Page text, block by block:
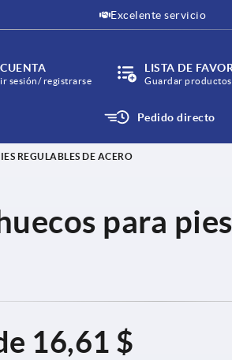
Excelente servicio
sesión/ registrarse
LISTA DE
Guardar
Pedido directo
REGULABLES DE ACERO
para
16,61 $